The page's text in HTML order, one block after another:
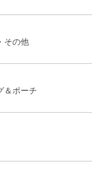
その他
＆ポーチ